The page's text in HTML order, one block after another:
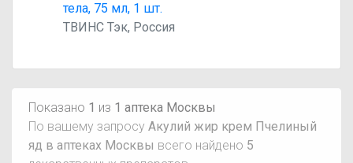
тела, 75 мл, 1 шт.
ТВИНС Тэк, Россия
Показано 1 из 1 аптека Москвы
По вашему запросу Акулий жир крем Пчелиный
яд в аптеках Москвы всего найдено 5